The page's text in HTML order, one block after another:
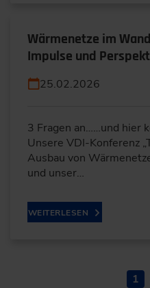
Wärmenetze im
Impulse und
25.02.2026
3 Fragen an……und hier
Unsere VDI-Konferenz
Ausbau von
und unser…
WEITERLESEN
1